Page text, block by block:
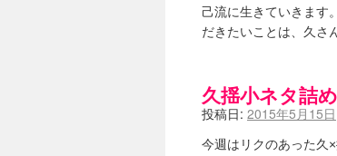
己流に生きていきます
だきたいことは、久さ
久揺小ネタ詰め
投稿日: 2015年5月15日
今週はリクのあった久